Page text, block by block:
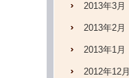
2013年3月
2013年2月
2013年1月
2012年12月